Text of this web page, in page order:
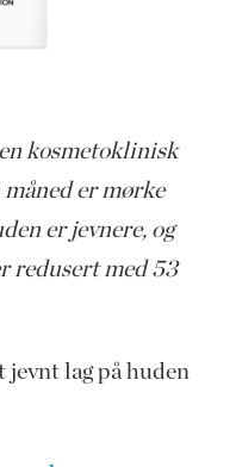
kosmetoklinisk
er mørke
er jevnere, og
redusert med 53
jevnt lag på huden